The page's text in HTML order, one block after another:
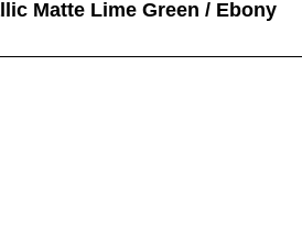
Matte Lime Green / Ebony